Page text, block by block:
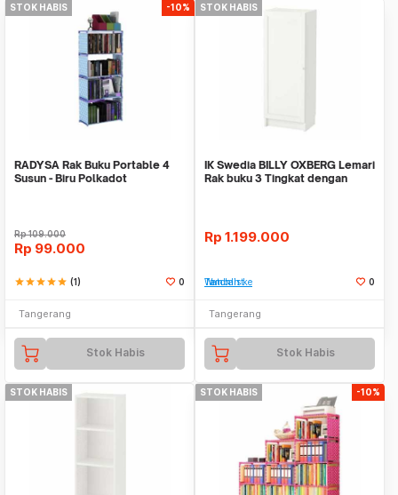
STOK HABIS -10%
RADYSA Rak Buku Portable 4
Susun - Biru Polkadot
Rp109.000
Rp 99.000
starstarstarstarstar (1) 0
Tangerang
Stok Habis
STOK HABIS
IK Swedia BILLY OXBERG Lemari
Rak buku 3 Tingkat dengan
Rp 1.199.000
Tambah ke Watchlist 0
Tangerang
Stok Habis
STOK HABIS STOK HABIS -10%